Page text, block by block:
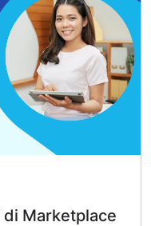
Marketplace